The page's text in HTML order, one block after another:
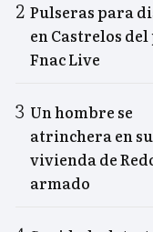
Pulseras para
en Castrelos
Fnac Live
Un hombre se
atrinchera en su
vivienda de
armado